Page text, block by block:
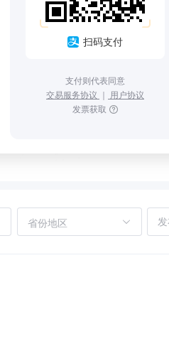
扫码支付
支付则代表同意
交易服务协议 ｜ 用户协议
发票获取
省份地区